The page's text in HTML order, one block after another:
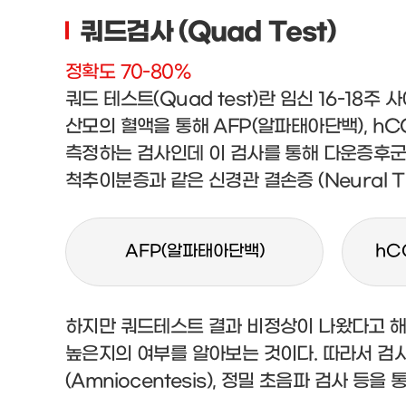
쿼드검사 (Quad Test)
정확도 70-80%
쿼드 테스트(Quad test)란 임신 16-18주 사
산모의 혈액을 통해 AFP(알파태아단백),
측정하는 검사인데 이 검사를 통해 다운
척추이분증과 같은 신경관 결손증 (Neural
AFP(알파태아단백)
하지만 쿼드테스트 결과 비정상이 나왔다고
높은지의 여부를 알아보는 것이다. 따라서
(Amniocentesis), 정밀 초음파 검사 등을 통